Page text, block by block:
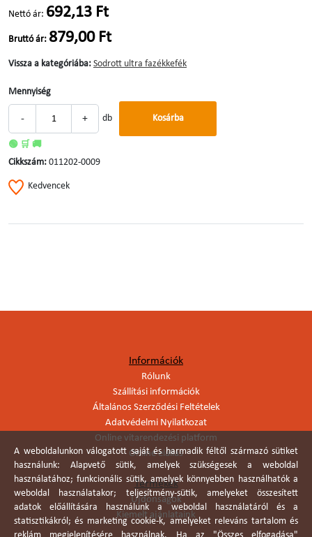
Nettó ár: 692,13 Ft
Bruttó ár: 879,00 Ft
Vissza a kategóriába: Sodrott ultra fazékkefék
Mennyiség
- + db Kosárba
🟢 🛒 🚚
Cikkszám: 011202-0009
Kedvencek
Információk
Rólunk
Szállítási információk
Általános Szerződési Feltételek
Adatvédelmi Nyilatkozat
Online vitarendezési platform
Online elállás
Termékek
Újdonságok
Kiemelt ajánlataink
A weboldalunkon válogatott saját és harmadik féltől származó sütiket
használunk: Alapvető sütik, amelyek szükségesek a weboldal
használatához; funkcionális sütik, amelyek könnyebben használhatók a
weboldal használatakor; teljesítmény-sütik, amelyeket összesített
adatok előállítására használunk a weboldal használatáról és a
statisztikákról; és marketing cookie-k, amelyeket releváns tartalom és